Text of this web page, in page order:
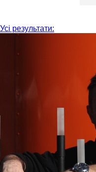
Усі результати: